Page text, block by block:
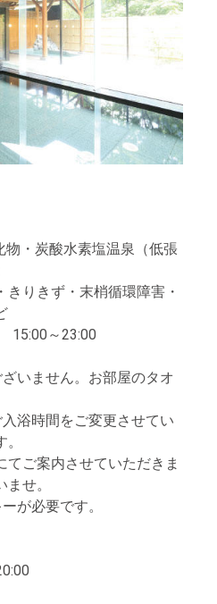
物・炭酸水素塩温泉（低張
りきず・末梢循環障害・
～23:00
いません。お部屋のタオ
浴時間をご変更させてい
ご案内させていただきま
せ。
が必要です。